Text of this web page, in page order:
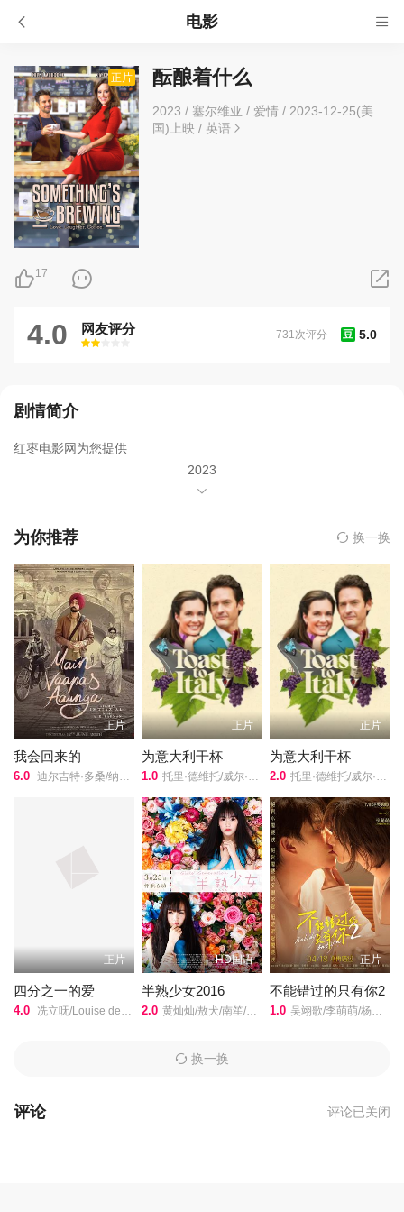
电影
正片 酝酿着什么
2023 / 塞尔维亚 / 爱情/ 2023-12-25(美
国)上映 / 英语
17
4.0 网友评分
很差
较差还行推荐力荐
豆 5.0
731次评分
剧情简介
红枣电影网为您提供
2023
塔米·安妮·福图因
主演,
纳迪姆·苏马
导演的《酝酿着什么》在线观看,《酝酿着什么》百度云网盘资源以
及《酝酿着什么》高清mp4迅雷下载，希望您能喜欢！
当简的生活失去控制时，她在当地的一家咖啡店里找到了希望和新
的爱情。
为你推荐 换一换
正片
我会回来的
6.0 迪尔吉特·多桑/纳萨鲁丁·沙/维当·雷纳/沙尔瓦里·瓦格/Manish Chaudhari/沙尤尼·古普塔/芭比塔·卡普/拉贾特·卡普尔/Vinod Nagpal/莉娜·夏尔马/Yo Yo Honey Singh/安妮娜·苏哈尼/桑贾伊·萨里/
正片
为意大利干杯
1.0 托里·德维托/威尔·坎普/莉莉·奈特/
正片
为意大利干杯
2.0 托里·德维托/威尔·坎普/莉莉·奈特/
正片
四分之一的爱
4.0 冼立呒/Louise de los Reyes/Gab Lagman/
HD国语
半熟少女2016
2.0 黄灿灿/敖犬/南笙/王子豪/王子杰/黄诗棋/江倩龄/可晴/弯弯/
正片
不能错过的只有你2
1.0 吴翊歌/李萌萌/杨业明/刘流/陶红/赵熙玥/黄品沅/赵晋/田东霖/赵汉军/王彩平/
换一换
评论 评论已关闭